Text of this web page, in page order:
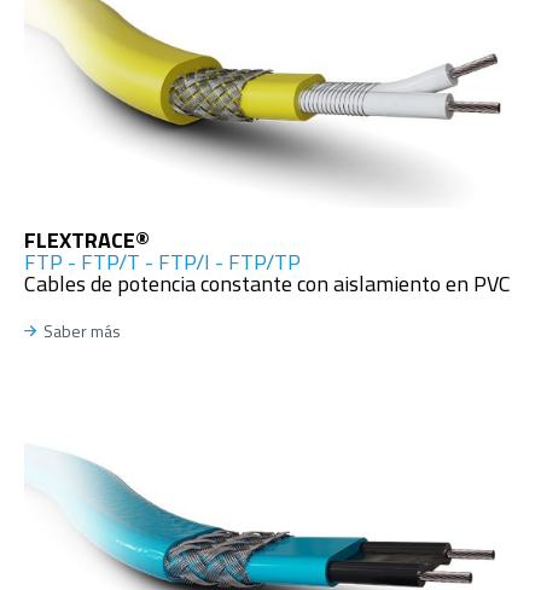
FLEXTRACE®
FTP - FTP/T - FTP/I - FTP/TP
Cables de potencia constante con aislamiento en PVC
Saber más